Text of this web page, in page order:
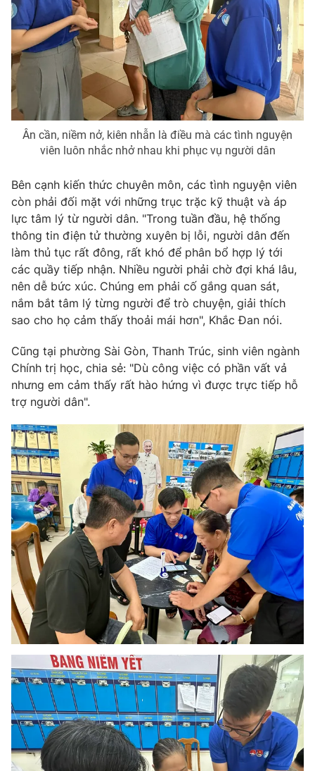
Ân cần, niềm nở, kiên nhẫn là điều mà các tình nguyện
viên luôn nhắc nhở nhau khi phục vụ người dân
Bên cạnh kiến thức chuyên môn, các tình nguyện viên
còn phải đối mặt với những trục trặc kỹ thuật và áp
lực tâm lý từ người dân. "Trong tuần đầu, hệ thống
thông tin điện tử thường xuyên bị lỗi, người dân đến
làm thủ tục rất đông, rất khó để phân bổ hợp lý tới
các quầy tiếp nhận. Nhiều người phải chờ đợi khá lâu,
nên dễ bức xúc. Chúng em phải cố gắng quan sát,
nắm bắt tâm lý từng người để trò chuyện, giải thích
sao cho họ cảm thấy thoải mái hơn", Khắc Đan nói.
Cũng tại phường Sài Gòn, Thanh Trúc, sinh viên ngành
Chính trị học, chia sẻ: "Dù công việc có phần vất vả
nhưng em cảm thấy rất hào hứng vì được trực tiếp hỗ
trợ người dân".